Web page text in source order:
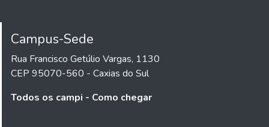
Campus-Sede
Rua Francisco Getúlio Vargas, 1130
CEP 95070-560 - Caxias do Sul
Todos os campi - Como chegar